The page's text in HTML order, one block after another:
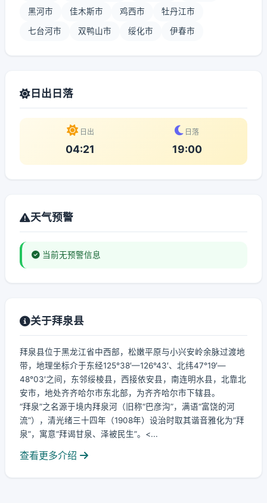
黑河市 佳木斯市 鸡西市 牡丹江市
七台河市 双鸭山市 绥化市 伊春市
日出日落
日出
04:21
日落
19:00
天气预警
当前无预警信息
关于拜泉县
拜泉县位于黑龙江省中西部，松嫩平原与小兴安岭余脉过渡地
带，地理坐标介于东经125°38′—126°43′、北纬47°19′—
48°03′之间，东邻绥棱县，西接依安县，南连明水县，北靠北
安市，地处齐齐哈尔市东北部，为齐齐哈尔市下辖县。
“拜泉”之名源于境内拜泉河（旧称“巴彦沟”，满语“富饶的河
流”），清光绪三十四年（1908年）设治时取其谐音雅化为“拜
泉”，寓意“拜谒甘泉、泽被民生”。<...
查看更多介绍